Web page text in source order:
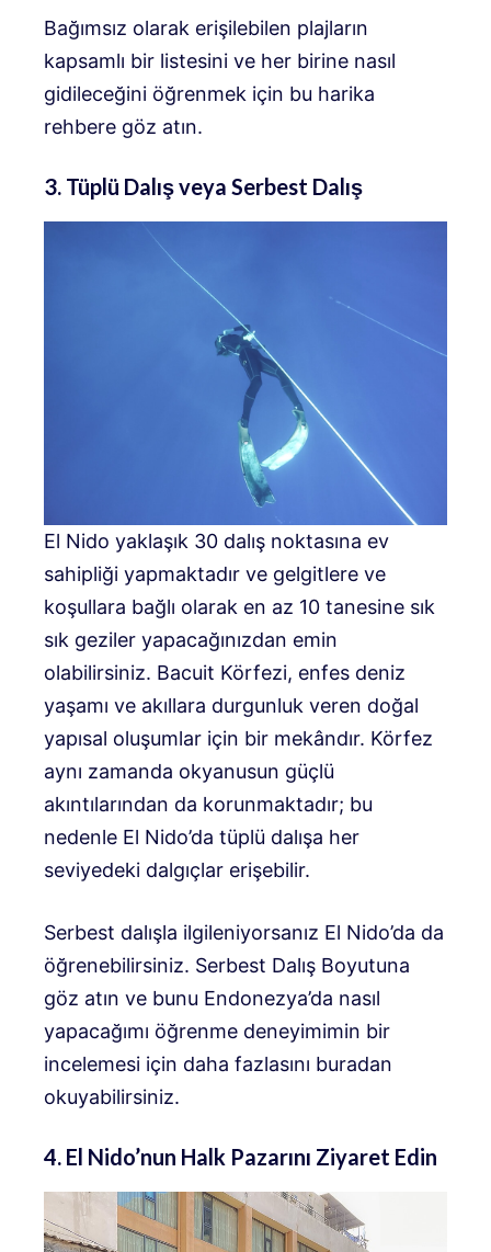
Bağımsız olarak erişilebilen plajların
kapsamlı bir listesini ve her birine nasıl
gidileceğini öğrenmek için bu harika
rehbere göz atın.
3. Tüplü Dalış veya Serbest Dalış
El Nido yaklaşık 30 dalış noktasına ev
sahipliği yapmaktadır ve gelgitlere ve
koşullara bağlı olarak en az 10 tanesine sık
sık geziler yapacağınızdan emin
olabilirsiniz. Bacuit Körfezi, enfes deniz
yaşamı ve akıllara durgunluk veren doğal
yapısal oluşumlar için bir mekândır. Körfez
aynı zamanda okyanusun güçlü
akıntılarından da korunmaktadır; bu
nedenle El Nido’da tüplü dalışa her
seviyedeki dalgıçlar erişebilir.
Serbest dalışla ilgileniyorsanız El Nido’da da
öğrenebilirsiniz. Serbest Dalış Boyutuna
göz atın ve bunu Endonezya’da nasıl
yapacağımı öğrenme deneyimimin bir
incelemesi için daha fazlasını buradan
okuyabilirsiniz.
4. El Nido’nun Halk Pazarını Ziyaret Edin